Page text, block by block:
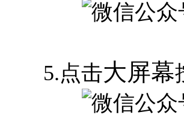
5.点击大屏幕